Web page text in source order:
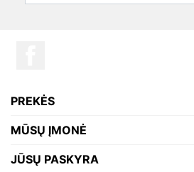
PREKĖS
MŪSŲ ĮMONĖ
JŪSŲ PASKYRA